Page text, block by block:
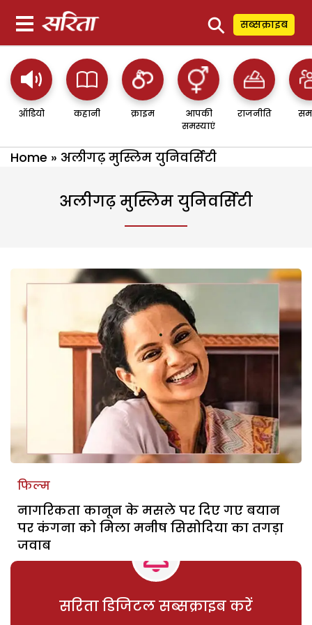
⚲ सब्सक्राइब
ऑडियो कहानी क्राइम
आपकी
समस्याएं
राजनीति
Home » अलीगढ़ मुस्लिम युनिवर्सिटी
अलीगढ़ मुस्लिम युनिवर्सिटी
फिल्म
नागरिकता कानून के मसले पर दिए गए बयान
पर कंगना को मिला मनीष सिसोदिया का तगड़ा
जवाब
सरिता डिजिटल सब्सक्राइब करें